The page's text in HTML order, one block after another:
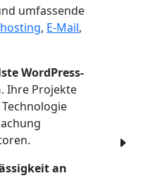
umfassende
, E-Mail,
WordPress-
. Ihre Projekte
an